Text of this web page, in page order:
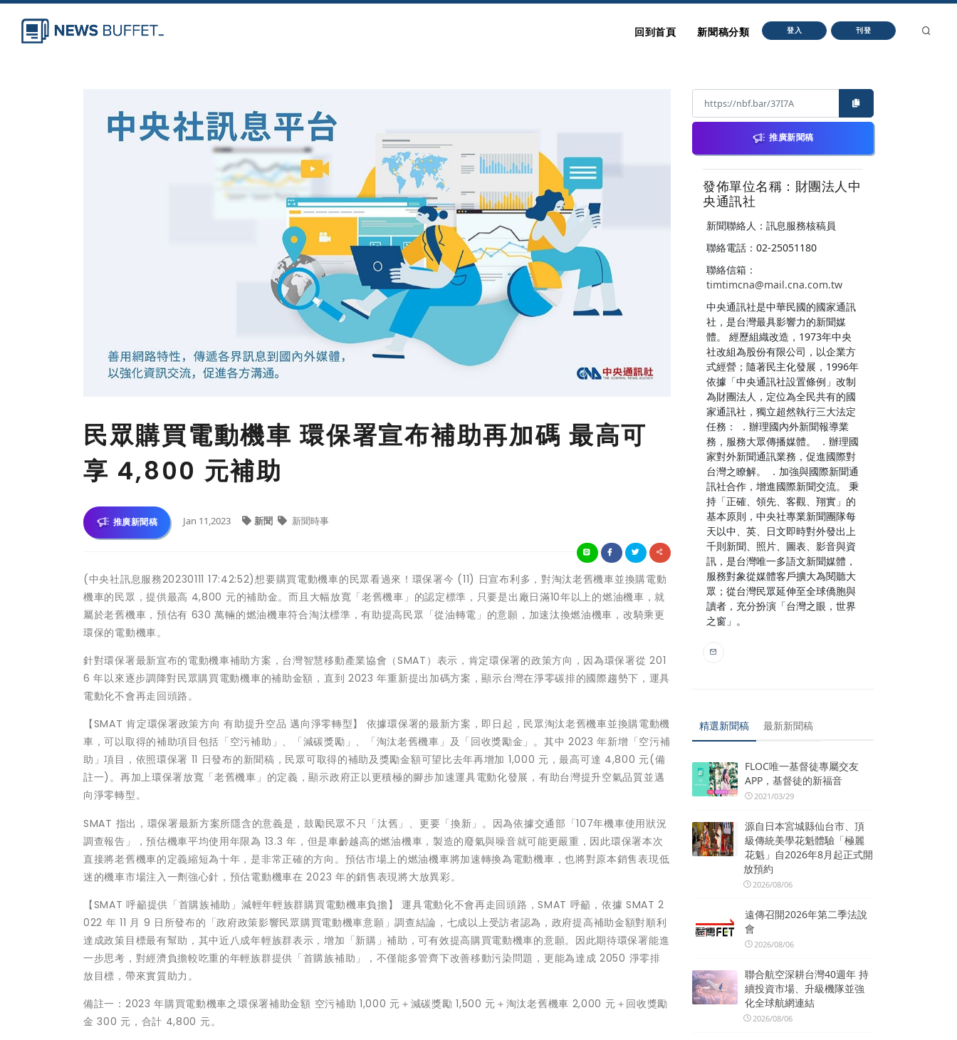
回到首頁 新聞稿分類 登入 刊登
民眾購買電動機車 環保署宣布補助再加碼 最高可
享 4,800 元補助
推廣新聞稿 Jan 11,2023 新聞 新聞時事
(中央社訊息服務20230111 17:42:52)想要購買電動機車的民眾看過來！環保署今 (11) 日宣布利多，對淘汰老舊機車並換購電動
機車的民眾，提供最高 4,800 元的補助金。而且大幅放寬「老舊機車」的認定標準，只要是出廠日滿10年以上的燃油機車，就
屬於老舊機車，預估有 630 萬輛的燃油機車符合淘汰標準，有助提高民眾「從油轉電」的意願，加速汰換燃油機車，改騎乘更
環保的電動機車。
針對環保署最新宣布的電動機車補助方案，台灣智慧移動產業協會（SMAT）表示，肯定環保署的政策方向，因為環保署從 201
6 年以來逐步調降對民眾購買電動機車的補助金額，直到 2023 年重新提出加碼方案，顯示台灣在淨零碳排的國際趨勢下，運具
電動化不會再走回頭路。
【SMAT 肯定環保署政策方向 有助提升空品 邁向淨零轉型】 依據環保署的最新方案，即日起，民眾淘汰老舊機車並換購電動機
車，可以取得的補助項目包括「空污補助」、「減碳獎勵」、「淘汰老舊機車」及「回收獎勵金」。其中 2023 年新增「空污補
助」項目，依照環保署 11 日發布的新聞稿，民眾可取得的補助及獎勵金額可望比去年再增加 1,000 元，最高可達 4,800 元(備
註一)。再加上環保署放寬「老舊機車」的定義，顯示政府正以更積極的腳步加速運具電動化發展，有助台灣提升空氣品質並邁
向淨零轉型。
SMAT 指出，環保署最新方案所隱含的意義是，鼓勵民眾不只「汰舊」、更要「換新」。因為依據交通部「107年機車使用狀況
調查報告」，預估機車平均使用年限為 13.3 年，但是車齡越高的燃油機車，製造的廢氣與噪音就可能更嚴重，因此環保署本次
直接將老舊機車的定義縮短為十年，是非常正確的方向。預估市場上的燃油機車將加速轉換為電動機車，也將對原本銷售表現低
迷的機車市場注入一劑強心針，預估電動機車在 2023 年的銷售表現將大放異彩。
【SMAT 呼籲提供「首購族補助」減輕年輕族群購買電動機車負擔】 運具電動化不會再走回頭路，SMAT 呼籲，依據 SMAT 2
022 年 11 月 9 日所發布的「政府政策影響民眾購買電動機車意願」調查結論，七成以上受訪者認為，政府提高補助金額對順利
達成政策目標最有幫助，其中近八成年輕族群表示，增加「新購」補助，可有效提高購買電動機車的意願。因此期待環保署能進
一步思考，對經濟負擔較吃重的年輕族群提供「首購族補助」，不僅能多管齊下改善移動污染問題，更能為達成 2050 淨零排
放目標，帶來實質助力。
備註一：2023 年購買電動機車之環保署補助金額 空污補助 1,000 元＋減碳獎勵 1,500 元＋淘汰老舊機車 2,000 元＋回收獎勵
金 300 元，合計 4,800 元。
推廣新聞稿
發佈單位名稱：財團法人中
央通訊社
新聞聯絡人：訊息服務核稿員
聯絡電話：02-25051180
聯絡信箱：
timtimcna@mail.cna.com.tw
中央通訊社是中華民國的國家通訊
社，是台灣最具影響力的新聞媒
體。 經歷組織改造，1973年中央
社改組為股份有限公司，以企業方
式經營；隨著民主化發展，1996年
依據「中央通訊社設置條例」改制
為財團法人，定位為全民共有的國
家通訊社，獨立超然執行三大法定
任務： ．辦理國內外新聞報導業
務，服務大眾傳播媒體。 ．辦理國
家對外新聞通訊業務，促進國際對
台灣之瞭解。 ．加強與國際新聞通
訊社合作，增進國際新聞交流。 秉
持「正確、領先、客觀、翔實」的
基本原則，中央社專業新聞團隊每
天以中、英、日文即時對外發出上
千則新聞、照片、圖表、影音與資
訊，是台灣唯一多語文新聞媒體，
服務對象從媒體客戶擴大為閱聽大
眾；從台灣民眾延伸至全球僑胞與
讀者，充分扮演「台灣之眼，世界
之窗」。
精選新聞稿 最新新聞稿
FLOC唯一基督徒專屬交友
APP，基督徒的新福音
2021/03/29
源自日本宮城縣仙台市、頂
級傳統美學花魁體驗「極麗
花魁」自2026年8月起正式開
放預約
2026/08/06
遠傳召開2026年第二季法說
會
2026/08/06
聯合航空深耕台灣40週年 持
續投資市場、升級機隊並強
化全球航網連結
2026/08/06